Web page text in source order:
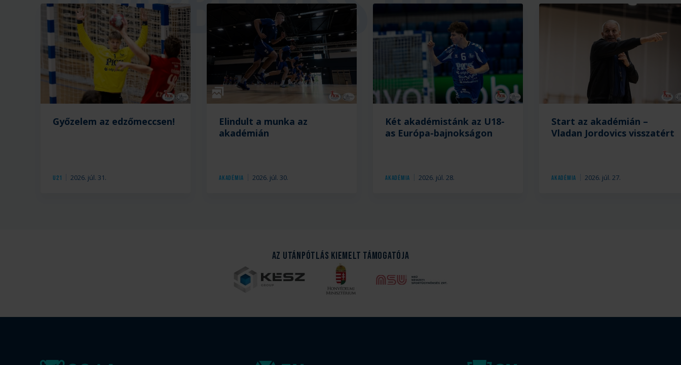
U21 2026. júl. 31.
Győzelem az edzőmeccsen!
Galéria
Akadémia 2026. júl. 30.
Elindult a munka az
akadémián
Akadémia 2026. júl. 28.
Két akadémistánk az U18-
as Európa-bajnokságon
Akadémia 2026. júl. 27.
Start az akadémián –
Vladan Jordovics visszatért
Az Utánpótlás kiemelt támogatója